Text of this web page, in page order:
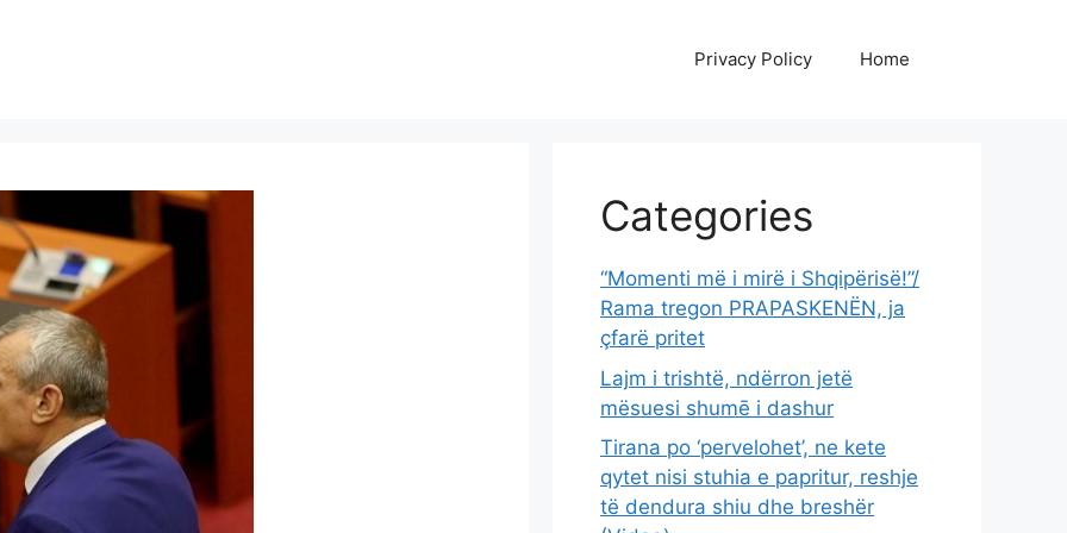
Privacy Policy Home
Categories
“Momenti më i mirë i Shqipërisë!”/
Rama tregon PRAPASKENËN, ja
çfarë pritet
Lajm i trishtë, ndërron jetë
mësuesi shumē i dashur
Tirana po ‘pervelohet’, ne kete
qytet nisi stuhia e papritur, reshje
të dendura shiu dhe breshër